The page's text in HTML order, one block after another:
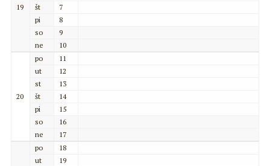
19
št
7
pi
8
so
9
ne
10
20
po
11
ut
12
st
13
št
14
pi
15
so
16
ne
17
po
18
ut
19